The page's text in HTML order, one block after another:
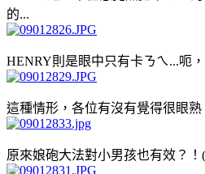
的...
HENRY則是眼中只有卡ㄋㄟ...呃
這種情形，各位有沒有覺得很眼熟
原來娘砲大法對小男孩也有效？！